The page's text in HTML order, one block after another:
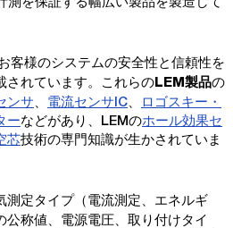
客様のシステムの安全性と信頼性を
されています。これらの LEM製品の
ンサ 電流センサIC
ロゴスキー・
ーなどがあり、LEMのホール効果セ
芯技術の専門知識が生かされていま
測定タイプ（電流測定、エネルギ
公称値、電源電圧、取り付けタイ